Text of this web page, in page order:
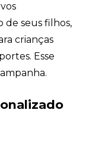
de seus filhos,
crianças
Esse